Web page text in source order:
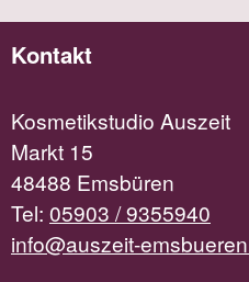
Kontakt
Kosmetikstudio Auszeit
Markt 15
48488 Emsbüren
Tel: 05903 / 9355940
info@auszeit-